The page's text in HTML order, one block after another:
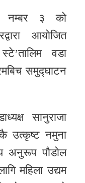
नम्बर ३ को
आयोजित
वडा
समुद्घाटन
सानुराजा
उत्कृष्ट नमुना
अनुरूप पौडोल
महिला उद्यम